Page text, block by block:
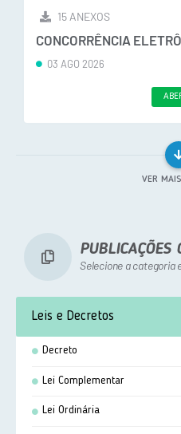
15 ANEXOS
CONCORRÊNCIA
03 AGO 2026
VER
PUBLICAÇÕES
Selecione a categoria
Leis e Decretos
Decreto
Lei Complementar
Lei Ordinária